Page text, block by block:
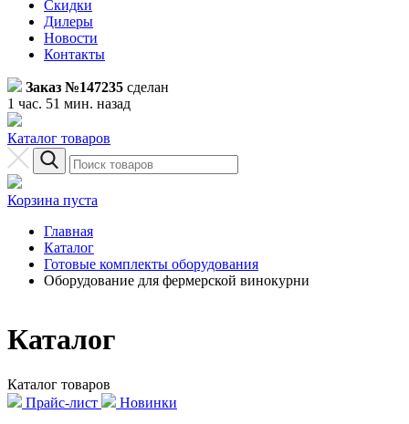
Скидки
Дилеры
Новости
Контакты
Заказ №147235 сделан
1 час. 51 мин. назад
Каталог товаров
Корзина пуста
Главная
Каталог
Готовые комплекты оборудования
Оборудование для фермерской винокурни
Каталог
Каталог товаров
Прайс-лист
Новинки